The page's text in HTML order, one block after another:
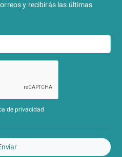
y recibirás las últimas
de privacidad